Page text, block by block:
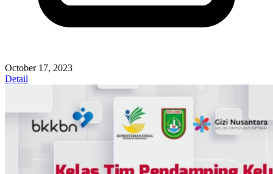
October 17, 2023
Detail